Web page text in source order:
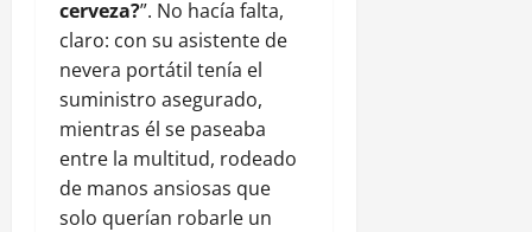
cerveza?”. No hacía falta,
claro: con su asistente de
nevera portátil tenía el
suministro asegurado,
mientras él se paseaba
entre la multitud, rodeado
de manos ansiosas que
solo querían robarle un